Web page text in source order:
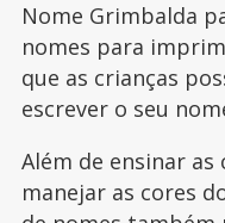
Nome Grimbalda
nomes para
que as crianças
escrever o seu
Além de ensinar
manejar as cores